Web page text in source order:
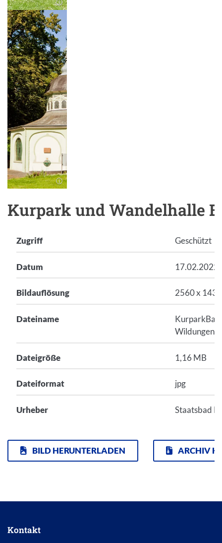
Kurpark und Wandelhalle
Zugriff Geschützt
Datum 17.02.2022
Bildauflösung 2560 x 1439
Dateiname
Wildungen-
Dateigröße 1,16 MB
Dateiformat jpg
Urheber Staatsbad
BILD HERUNTERLADEN ARCHIV
Kontakt